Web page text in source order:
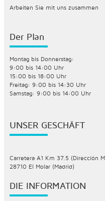
Arbeiten Sie mit uns zusammen
Der Plan
Montag bis Donnerstag:
9:00 bis 14:00 Uhr
15:00 bis 18:00 Uhr
Freitag: 9:00 bis 14:30 Uhr
Samstag: 9:00 bis 14:00 Uhr
UNSER GESCHÄFT
Carretera A1 Km 37.5 (Dirección
28710 El Molar (Madrid)
DIE INFORMATION